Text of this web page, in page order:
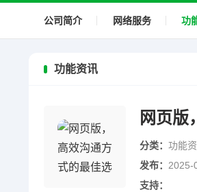
公司简介 网络服务 功
功能资讯
网页版
分类： 功能
发布： 2025-
支持：